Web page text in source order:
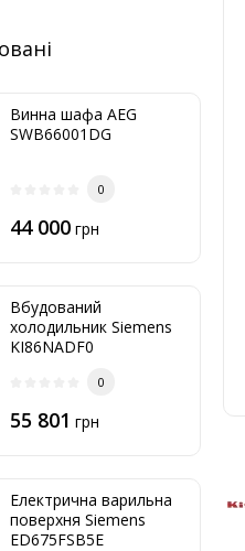
Винна шафа AEG
SWB66001DG
0
44 000 грн
Вбудований
холодильник Siemens
KI86NADF0
0
55 801 грн
Електрична варильна
поверхня Siemens
ED675FSB5E